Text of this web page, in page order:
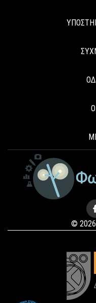
© 2026